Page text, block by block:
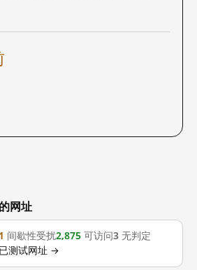
网址
1 间歇性受扰2,875 可访问3 无判定
测试网址 →